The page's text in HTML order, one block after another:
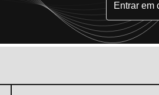
Entrar em